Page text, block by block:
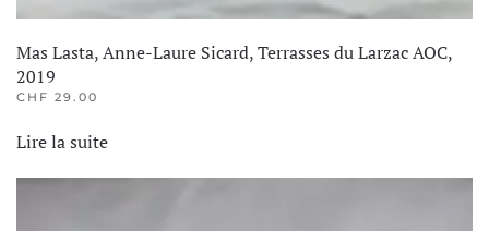
Mas Lasta, Anne-Laure Sicard, Terrasses du Larzac AOC,
2019
CHF 29.00
Lire la suite